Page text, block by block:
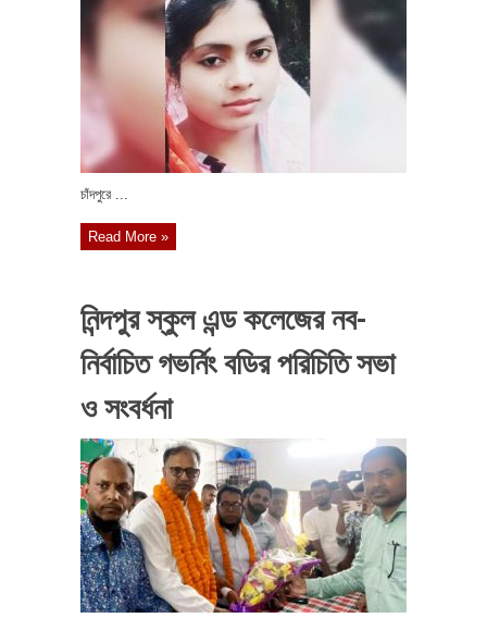
চাঁদপুরে ...
Read More »
নিন্দপুর স্কুল এন্ড কলেজের নব-
নির্বাচিত গভর্নিং বডির পরিচিতি সভা
ও সংবর্ধনা